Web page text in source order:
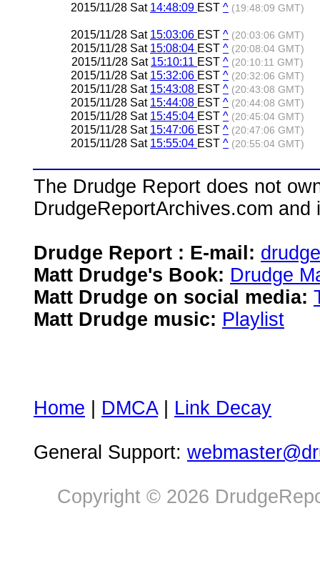
2015/11/28 Sat 14:48:09 EST ^ (19:48:09 GMT)
2015/11/28 Sat 15:03:06 EST ^ (20:03:06 GMT)
2015/11/28 Sat 15:08:04 EST ^ (20:08:04 GMT)
2015/11/28 Sat 15:10:11 EST ^ (20:10:11 GMT)
2015/11/28 Sat 15:32:06 EST ^ (20:32:06 GMT)
2015/11/28 Sat 15:43:08 EST ^ (20:43:08 GMT)
2015/11/28 Sat 15:44:08 EST ^ (20:44:08 GMT)
2015/11/28 Sat 15:45:04 EST ^ (20:45:04 GMT)
2015/11/28 Sat 15:47:06 EST ^ (20:47:06 GMT)
2015/11/28 Sat 15:55:04 EST ^ (20:55:04 GMT)
The Drudge Report does not
DrudgeReportArchives.com
Drudge Report : E-mail:
Matt Drudge's Book: Drudge
Matt Drudge on social media:
Matt Drudge music: Playlist
Home DMCA| Link Decay
General Support:
Copyright © 2026